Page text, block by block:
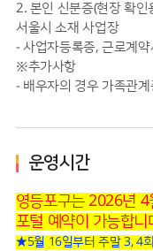
2. 본인 신분증(현장 확인
서울시 소재 사업장
- 사업자등록증, 근로계
※추가사항
- 배우자의 경우 가족관
운영시간
영등포구는 2026년
포털 예약이 가능합니
★5월 16일부터 주말 3, 4